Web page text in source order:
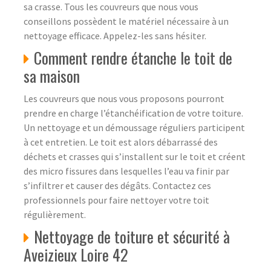
sa crasse. Tous les couvreurs que nous vous
conseillons possèdent le matériel nécessaire à un
nettoyage efficace. Appelez-les sans hésiter.
Comment rendre étanche le toit de
sa maison
Les couvreurs que nous vous proposons pourront
prendre en charge l’étanchéification de votre toiture.
Un nettoyage et un démoussage réguliers participent
à cet entretien. Le toit est alors débarrassé des
déchets et crasses qui s’installent sur le toit et créent
des micro fissures dans lesquelles l’eau va finir par
s’infiltrer et causer des dégâts. Contactez ces
professionnels pour faire nettoyer votre toit
régulièrement.
Nettoyage de toiture et sécurité à
Aveizieux Loire 42